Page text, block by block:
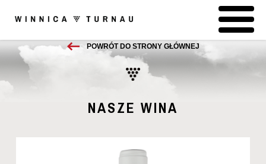
POWRÓT DO STRONY GŁÓWNEJ
NASZE WINA